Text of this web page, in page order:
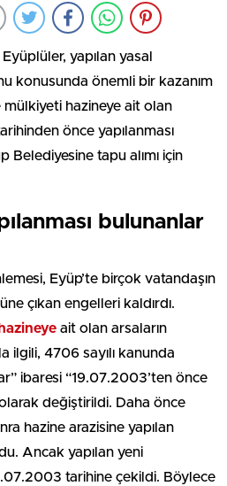
yapılan yasal
konusunda önemli bir kazanım
hazineye ait olan
önce yapılanması
Belediyesine tapu alımı için
bulunanlar
Eyüp’te birçok vatandaşın
çıkan engelleri kaldırdı.
hazineye ait olan arsaların
ilgili, 4706 sayılı kanunda
ibaresi “19.07.2003’ten önce
değiştirildi. Daha önce
hazine arazisine yapılan
Ancak yapılan yeni
tarihine çekildi. Böylece